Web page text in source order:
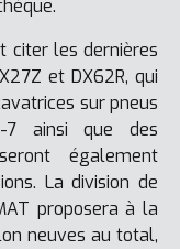
citer les dernières
et DX62R, qui
sur pneus
7 ainsi que des
également
La division de
proposera à la
neuves au total,